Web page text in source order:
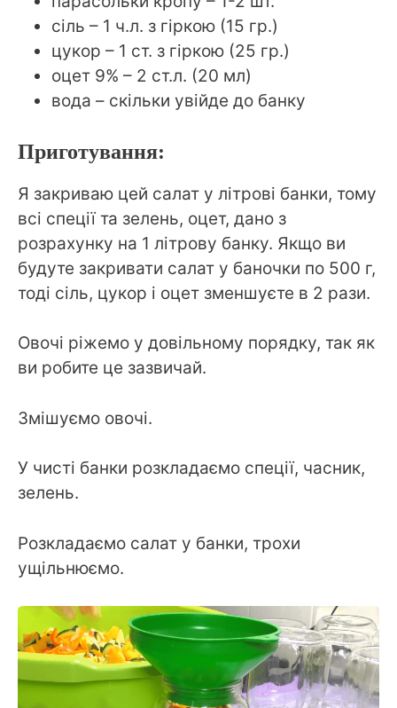
сіль – 1 ч.л. з гіркою (15 гр.)
цукор – 1 ст. з гіркою (25 гр.)
оцет 9% – 2 ст.л. (20 мл)
вода – скільки увійде до банку
Приготування:
Я закриваю цей салат у літрові банки, тому
всі спеції та зелень, оцет, дано з
розрахунку на 1 літрову банку. Якщо ви
будуте закривати салат у баночки по 500 г,
тоді сіль, цукор і оцет зменшуєте в 2 рази.
Овочі ріжемо у довільному порядку, так як
ви робите це зазвичай.
Змішуємо овочі.
У чисті банки розкладаємо спеції, часник,
зелень.
Розкладаємо салат у банки, трохи
ущільнюємо.